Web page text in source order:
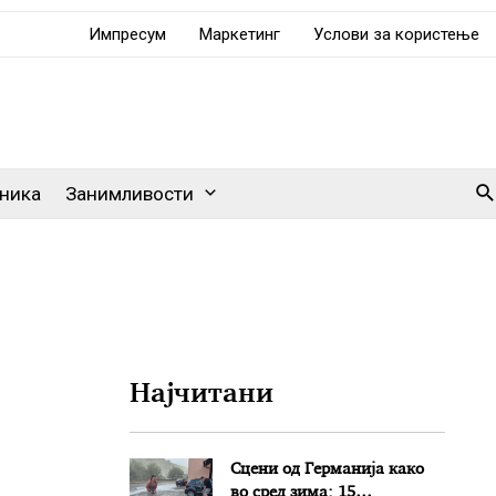
Импресум Маркетинг Услови за користење
Занимливости
Најчитани
Сцени од Германија како
во сред зима: 15